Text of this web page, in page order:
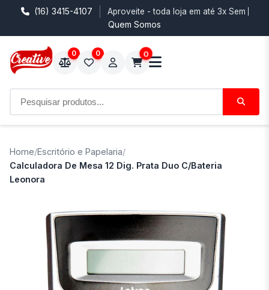
(16) 3415-4107 Aproveite - toda loja em até 3x Sem
Quem Somos
0 0 0
Home/Escritório e Papelaria/
Calculadora De Mesa 12 Dig. Prata Duo C/Bateria
Leonora